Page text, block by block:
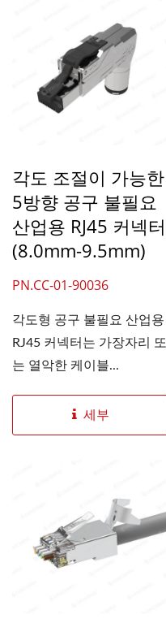
각도 조절이 가능한
5방향 공구 불필요
산업용 RJ45 커넥터
(8.0mm-9.5mm)
PN.CC-01-90036
각도형 공구 불필요 산업용
RJ45 커넥터는 가장자리 또
는 열악한 케이블...
세부